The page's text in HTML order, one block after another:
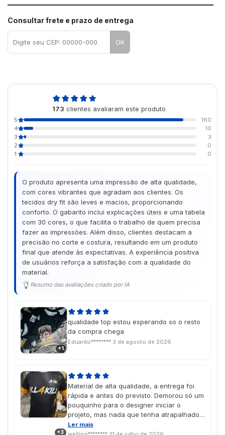
Consultar frete e prazo de entrega
OK
173 clientes avaliaram este produto
5
160
4
10
3
3
2
0
1
0
O produto apresenta uma impressão de alta qualidade,
com cores vibrantes que agradam aos clientes. Os
tecidos dry fit são leves e macios, proporcionando
conforto. O gabarito inclui explicações úteis e uma tabela
com 30 cores, o que facilita o trabalho de quem precisa
fazer as impressões. Além disso, clientes destacam a
precisão no corte e costura, resultando em um produto
final que atende às expectativas. A experiência positiva
de usuários reforça a satisfação com a qualidade do
material.
Resumo das avaliações criado por IA
+1
qualidade top estou esperando so o resto
da compra chega
Eduardo******** 3 de agosto de 2026
+3
Material de alta qualidade, a entrega foi
rápida e antes do previsto. Demorou só um
pouquinho para o designer iniciar o
projeto, mas nada que tenha atrapalhado
no prazo de entrega. Com certeza
Ler mais